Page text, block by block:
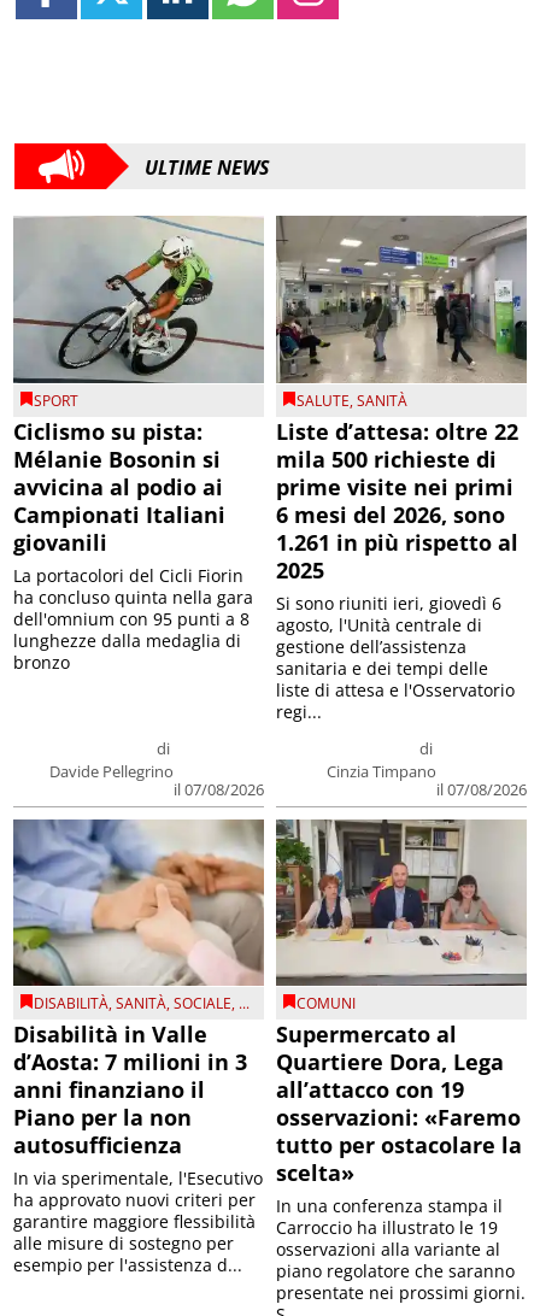
ULTIME NEWS
SPORT
Ciclismo su pista:
Mélanie Bosonin si
avvicina al podio ai
Campionati Italiani
giovanili
di
Davide Pellegrino
il 07/08/2026
La portacolori del Cicli Fiorin
ha concluso quinta nella gara
dell'omnium con 95 punti a 8
lunghezze dalla medaglia di
bronzo
SALUTE,SANITÀ
Liste d’attesa: oltre 22
mila 500 richieste di
prime visite nei primi
6 mesi del 2026, sono
1.261 in più rispetto al
2025
di
Cinzia Timpano
il 07/08/2026
Si sono riuniti ieri, giovedì 6
agosto, l'Unità centrale di
gestione dell’assistenza
sanitaria e dei tempi delle
liste di attesa e l'Osservatorio
regi...
DISABILITÀ,SANITÀ,SOCIALE, ...
Disabilità in Valle
d’Aosta: 7 milioni in 3
anni finanziano il
Piano per la non
autosufficienza
In via sperimentale, l'Esecutivo
ha approvato nuovi criteri per
garantire maggiore flessibilità
alle misure di sostegno per
esempio per l'assistenza d...
COMUNI
Supermercato al
Quartiere Dora, Lega
all’attacco con 19
osservazioni: «Faremo
tutto per ostacolare la
scelta»
In una conferenza stampa il
Carroccio ha illustrato le 19
osservazioni alla variante al
piano regolatore che saranno
presentate nei prossimi giorni.